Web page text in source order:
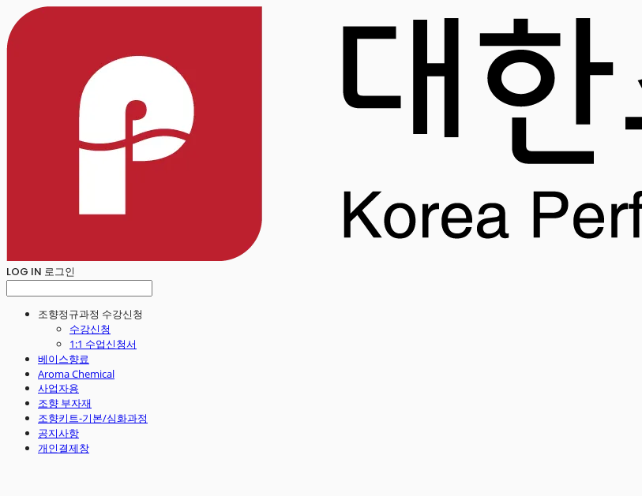
LOG IN 로그인
조향정규과정 수강신청
수강신청
1:1 수업신청서
베이스향료
Aroma Chemical
사업자용
조향 부자재
조향키트-기본/심화과정
공지사항
개인결제창